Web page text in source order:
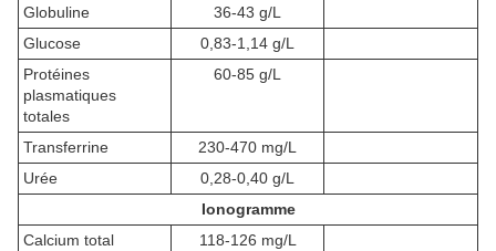
Globuline
36-43 g/L
Glucose
0,83-1,14 g/L
Protéines
plasmatiques
totales
60-85 g/L
Transferrine
230-470 mg/L
Urée
0,28-0,40 g/L
Ionogramme
Calcium total
118-126 mg/L